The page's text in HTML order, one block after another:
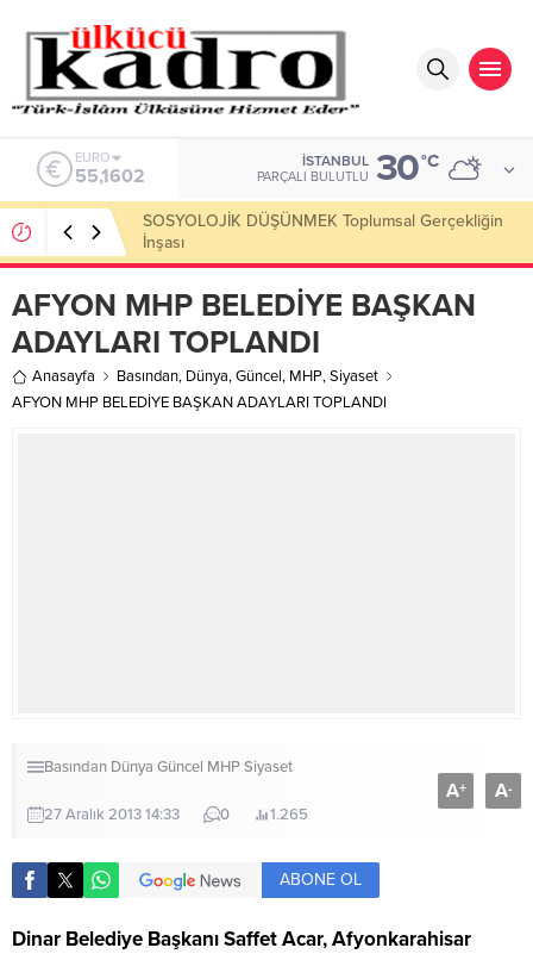
ALTIN
6.684,84
İSTANBUL
PARÇALI BULUTLU 30°C
Okumayı Pek de Sevmiyoruz Herhalde
AFYON MHP BELEDİYE BAŞKAN
ADAYLARI TOPLANDI
Anasayfa Basından, Dünya,Güncel, MHP,Siyaset
AFYON MHP BELEDİYE BAŞKAN ADAYLARI TOPLANDI
Basından Dünya Güncel MHPSiyaset
27 Aralık 2013 14:33 0 1.265
A+ A-
ABONE OL
Dinar Belediye Başkanı Saffet Acar, Afyonkarahisar